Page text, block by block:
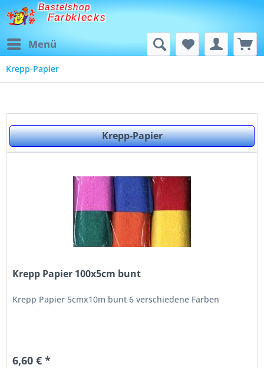
Bastelshop
Farbklecks
Menü
Krepp-Papier
Krepp-Papier
Krepp Papier 100x5cm bunt
Krepp Papier 5cmx10m bunt 6 verschiedene Farben
6,60 € *